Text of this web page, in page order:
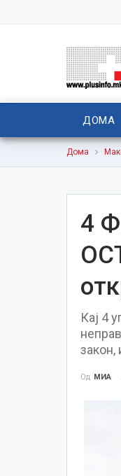
ДОМА
Дома
4
Кај 4
Од МИА